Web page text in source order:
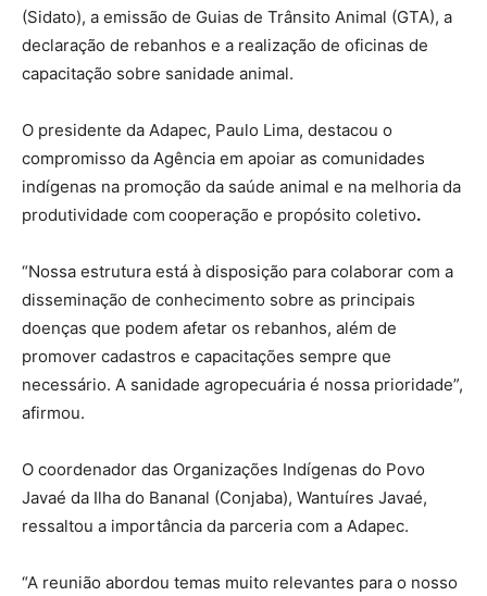
(Sidato), a emissão de Guias de Trânsito Animal (GTA), a
declaração de rebanhos e a realização de oficinas de
capacitação sobre sanidade animal.
O presidente da Adapec, Paulo Lima, destacou o
compromisso da Agência em apoiar as comunidades
indígenas na promoção da saúde animal e na melhoria da
produtividade com cooperação e propósito coletivo.
“Nossa estrutura está à disposição para colaborar com a
disseminação de conhecimento sobre as principais
doenças que podem afetar os rebanhos, além de
promover cadastros e capacitações sempre que
necessário. A sanidade agropecuária é nossa prioridade”,
afirmou.
O coordenador das Organizações Indígenas do Povo
Javaé da Ilha do Bananal (Conjaba), Wantuíres Javaé,
ressaltou a importância da parceria com a Adapec.
“A reunião abordou temas muito relevantes para o nosso